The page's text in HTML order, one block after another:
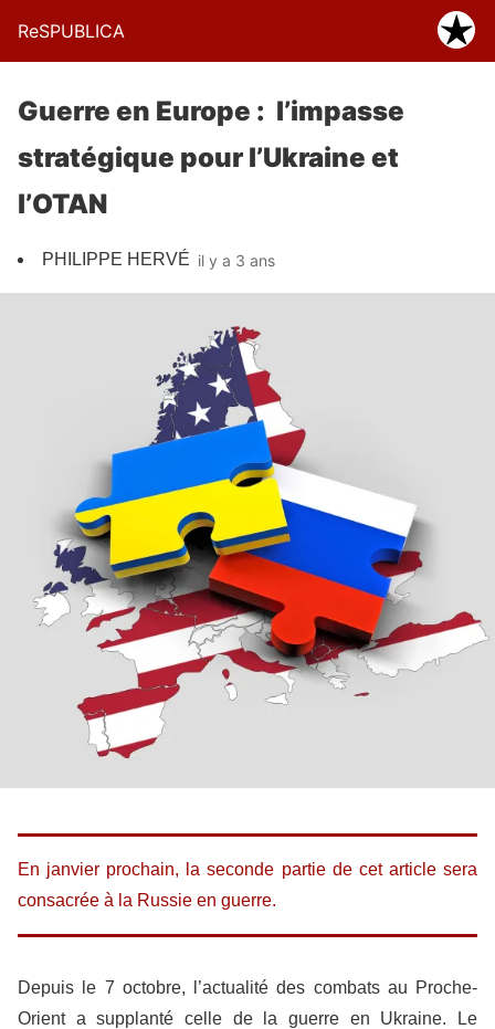
ReSPUBLICA
Guerre en Europe : l’impasse
stratégique pour l’Ukraine et
l’OTAN
PHILIPPE HERVÉ il y a 3 ans
En janvier prochain, la seconde partie de cet article sera
consacrée à la Russie en guerre.
Depuis le 7 octobre, l’actualité des combats au Proche-
Orient a supplanté celle de la guerre en Ukraine. Le